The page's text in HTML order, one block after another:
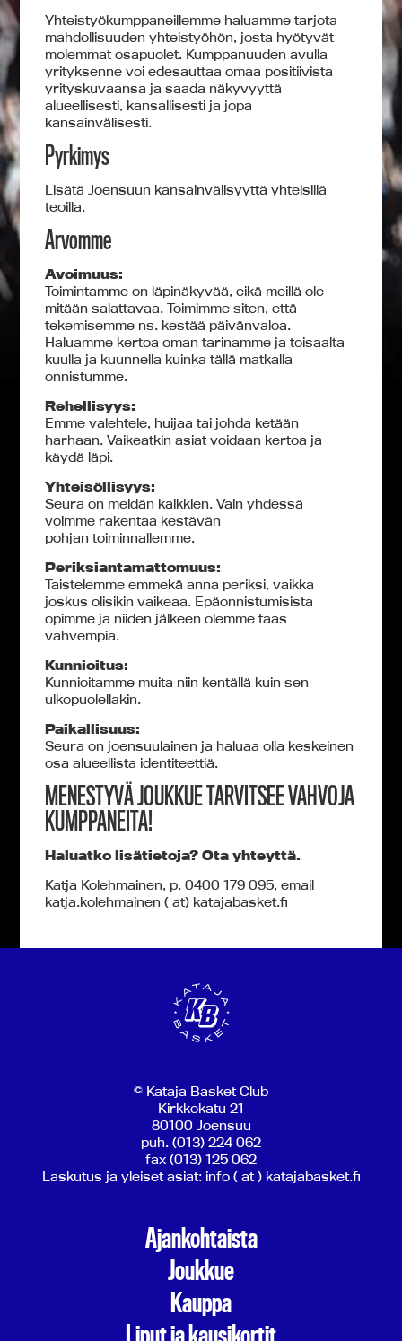
Yhteistyökumppaneillemme haluamme tarjota
mahdollisuuden yhteistyöhön, josta hyötyvät
molemmat osapuolet. Kumppanuuden avulla
yrityksenne voi edesauttaa omaa positiivista
yrityskuvaansa ja saada näkyvyyttä
alueellisesti, kansallisesti ja jopa
kansainvälisesti.
Pyrkimys
Lisätä Joensuun kansainvälisyyttä yhteisillä
teoilla.
Arvomme
Avoimuus:
Toimintamme on läpinäkyvää, eikä meillä ole
mitään salattavaa. Toimimme siten, että
tekemisemme ns. kestää päivänvaloa.
Haluamme kertoa oman tarinamme ja toisaalta
kuulla ja kuunnella kuinka tällä matkalla
onnistumme.
Rehellisyys:
Emme valehtele, huijaa tai johda ketään
harhaan. Vaikeatkin asiat voidaan kertoa ja
käydä läpi.
Yhteisöllisyys:
Seura on meidän kaikkien. Vain yhdessä
voimme rakentaa kestävän
pohjantoiminnallemme.
Periksiantamattomuus:
Taistelemme emmekä anna periksi, vaikka
joskus olisikin vaikeaa. Epäonnistumisista
opimme ja niiden jälkeen olemme taas
vahvempia.
Kunnioitus:
Kunnioitamme muita niin kentällä kuin sen
ulkopuolellakin.
Paikallisuus:
Seura on joensuulainen ja haluaa olla keskeinen
osa alueellista identiteettiä.
MENESTYVÄ JOUKKUE TARVITSEE VAHVOJA
KUMPPANEITA!
Haluatko lisätietoja? Ota yhteyttä.
Katja Kolehmainen, p.0400 179 095, email
katja.kolehmainen ( at) katajabasket.fi
© Kataja Basket Club
Kirkkokatu 21
80100 Joensuu
puh. (013) 224 062
fax (013) 125 062
Laskutus ja yleiset asiat: info ( at ) katajabasket.fi
Ajankohtaista
Joukkue
Kauppa